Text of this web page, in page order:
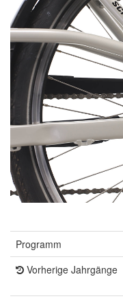
Programm
Vorherige Jahrgänge